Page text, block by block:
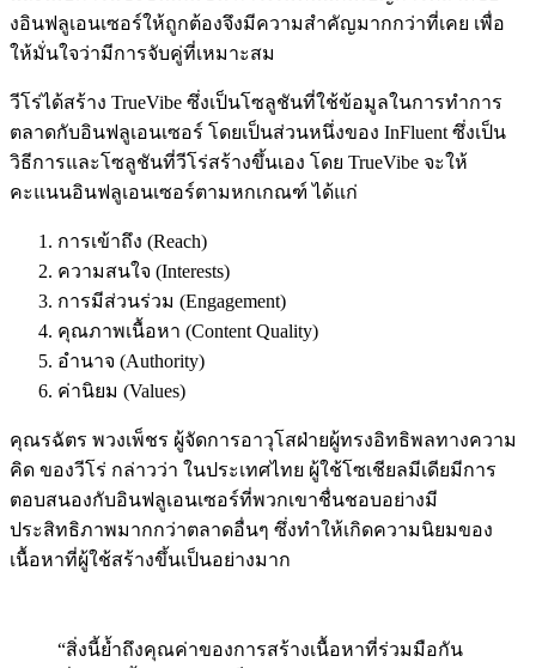
งอินฟลูเอนเซอร์ให้ถูกต้องจึงมีความสำคัญมากกว่าที่เคย เพื่อ
ให้มั่นใจว่ามีการจับคู่ที่เหมาะสม
วีโร่ได้สร้าง TrueVibe ซึ่งเป็นโซลูชันที่ใช้ข้อมูลในการทำการ
ตลาดกับอินฟลูเอนเซอร์ โดยเป็นส่วนหนึ่งของ InFluent ซึ่งเป็น
วิธีการและโซลูชันที่วีโร่สร้างขึ้นเอง โดย TrueVibe จะให้
คะแนนอินฟลูเอนเซอร์ตามหกเกณฑ์ ได้แก่
การเข้าถึง (Reach)
ความสนใจ (Interests)
การมีส่วนร่วม (Engagement)
คุณภาพเนื้อหา (Content Quality)
อำนาจ (Authority)
ค่านิยม (Values)
คุณรฉัตร พวงเพ็ชร ผู้จัดการอาวุโสฝ่ายผู้ทรงอิทธิพลทางความ
คิด ของวีโร่ กล่าวว่า ในประเทศไทย ผู้ใช้โซเชียลมีเดียมีการ
ตอบสนองกับอินฟลูเอนเซอร์ที่พวกเขาชื่นชอบอย่างมี
ประสิทธิภาพมากกว่าตลาดอื่นๆ ซึ่งทำให้เกิดความนิยมของ
เนื้อหาที่ผู้ใช้สร้างขึ้นเป็นอย่างมาก
“สิ่งนี้ย้ำถึงคุณค่าของการสร้างเนื้อหาที่ร่วมมือกัน